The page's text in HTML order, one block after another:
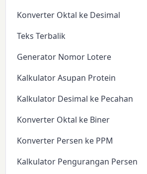
Konverter Oktal ke Desimal
Teks Terbalik
Generator Nomor Lotere
Kalkulator Asupan Protein
Kalkulator Desimal ke Pecahan
Konverter Oktal ke Biner
Konverter Persen ke PPM
Kalkulator Pengurangan Persen